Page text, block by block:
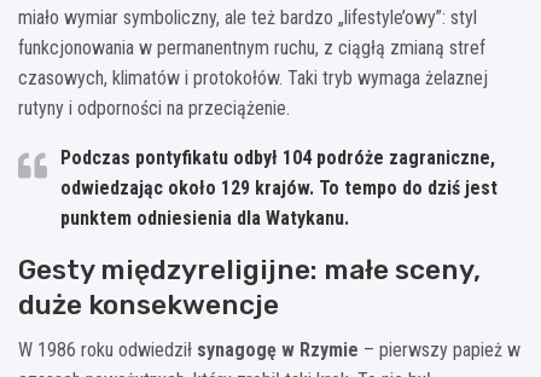
miało wymiar symboliczny, ale też bardzo „lifestyle’owy”: styl
funkcjonowania w permanentnym ruchu, z ciągłą zmianą stref
czasowych, klimatów i protokołów. Taki tryb wymaga żelaznej
rutyny i odporności na przeciążenie.
Podczas pontyfikatu odbył 104podróże zagraniczne,
odwiedzając około 129 krajów. To tempo do dziś jest
punktem odniesienia dla Watykanu.
Gesty międzyreligijne: małe sceny,
duże konsekwencje
W 1986 roku odwiedził synagogę w Rzymie – pierwszy papież w